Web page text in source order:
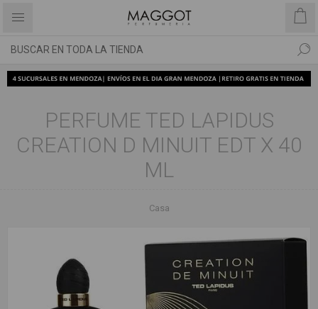
PERFUME TED LAPIDUS
CREATION D MINUIT EDT X 40
ML
Casa